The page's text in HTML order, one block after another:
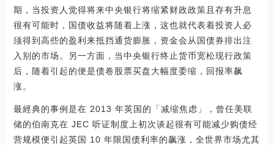
期，当投资人觉得将来中央银行将缩紧财政政策且存有升息
很有可能时，国债收益将随着上涨，这也就代表着投资人必
须得到高些的盈利来抵挡通货膨胀，资金会从国债券排出注
入别的市场。另一方面，当中央银行终止货币宽松现行政策
后，随着引起的便是债卷股票买盘大幅度委缩，回报率飙
涨。
最經典的事例是在 2013 年英国的「减缩焦虑」，曾任美联
储的伯南克在 JEC 听证制度上初次谈起很有可能减少购债经
营规模便引起英国 10 年限国债利率的飙涨，全世界市场尤其